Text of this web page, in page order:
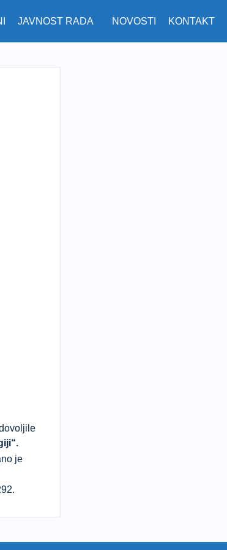
JAVNOST RADA NOVOSTI KONTAKT
je